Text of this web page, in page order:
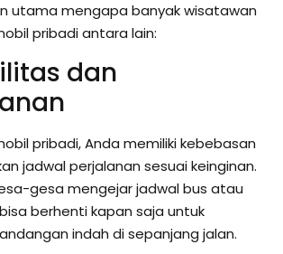
utama mengapa banyak wisatawan
pribadi antara lain:
dan
pribadi, Anda memiliki kebebasan
jadwal perjalanan sesuai keinginan.
gesa mengejar jadwal bus atau
berhenti kapan saja untuk
indah di sepanjang jalan.